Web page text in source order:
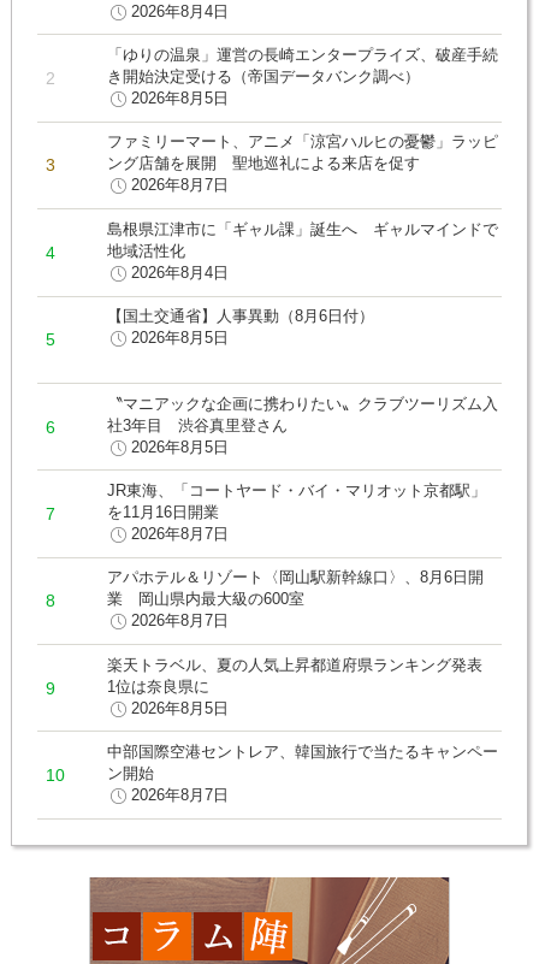
2026年8月4日
「ゆりの温泉」運営の長崎エンタープライズ、破産手続
き開始決定受ける（帝国データバンク調べ）
2026年8月5日
ファミリーマート、アニメ「涼宮ハルヒの憂鬱」ラッピ
ング店舗を展開 聖地巡礼による来店を促す
2026年8月7日
島根県江津市に「ギャル課」誕生へ ギャルマインドで
地域活性化
2026年8月4日
【国土交通省】人事異動（8月6日付）
2026年8月5日
〝マニアックな企画に携わりたい〟クラブツーリズム入
社3年目 渋谷真里登さん
2026年8月5日
JR東海、「コートヤード・バイ・マリオット京都駅」
を11月16日開業
2026年8月7日
アパホテル＆リゾート〈岡山駅新幹線口〉、8月6日開
業 岡山県内最大級の600室
2026年8月7日
楽天トラベル、夏の人気上昇都道府県ランキング発表
1位は奈良県に
2026年8月5日
中部国際空港セントレア、韓国旅行で当たるキャンペー
ン開始
2026年8月7日